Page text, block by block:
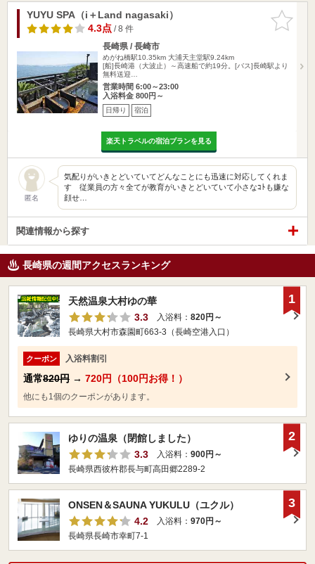
お気に入
りに追加
YUYU SPA（i＋Land nagasaki）
4.3点/ 8 件
長崎県 / 長崎市
めがね橋駅10.35km 大浦天主堂駅9.24km
[船]長崎港（大波止）～高速船で約19分。[バス]長崎駅より
無料送迎…
営業時間 6:00～23:00
入浴料金 800円～
日帰り 宿泊
楽天トラベルの宿泊プランを見る
匿名
気配りがいきとどいていてどんなことにも迅速に対応してくれま
す 従業員の方々全てが教育がいきとどいていて小さなｺﾄも嫌な
顔せ…
関連情報から探す
長崎県の週間アクセスランキング
天然温泉大村ゆの華
3.3
入浴料： 820円～
長崎県大村市森園町663-3（長崎空港入口）
クーポン 入浴料割引
通常820円 → 720円（100円お得！）
他にも1個のクーポンがあります。
1
ゆりの温泉（閉館しました）
3.3
入浴料： 900円～
長崎県西彼杵郡長与町高田郷2289-2
2
ONSEN＆SAUNA YUKULU（ユクル）
4.2
入浴料： 970円～
長崎県長崎市幸町7-1
3